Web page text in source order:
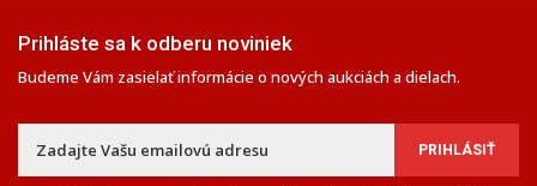
Prihláste sa k odberu noviniek
Budeme Vám zasielať informácie o nových aukciách a dielach.